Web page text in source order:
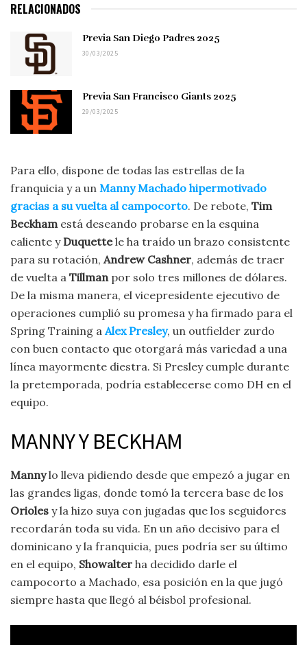
RELACIONADOS
Previa San Diego Padres 2025
30/03/2025
Previa San Francisco Giants 2025
29/03/2025
Para ello, dispone de todas las estrellas de la
franquicia y a un Manny Machado hipermotivado
gracias a su vuelta al campocorto. De rebote, Tim
Beckham está deseando probarse en la esquina
caliente y Duquettele ha traído un brazo consistente
para su rotación, Andrew Cashner, además de traer
de vuelta a Tillman por solo tres millones de dólares.
De la misma manera, el vicepresidente ejecutivo de
operaciones cumplió su promesa y ha firmado para el
Spring Training a Alex Presley, un outfielder zurdo
con buen contacto que otorgará más variedad a una
línea mayormente diestra. Si Presley cumple durante
la pretemporada, podría establecerse como DH en el
equipo.
MANNY Y BECKHAM
Mannylo lleva pidiendo desde que empezó a jugar en
las grandes ligas, donde tomó la tercera base de los
Orioles y la hizo suya con jugadas que los seguidores
recordarán toda su vida. En un año decisivo para el
dominicano y la franquicia, pues podría ser su último
en el equipo, Showalter ha decidido darle el
campocorto a Machado, esa posición en la que jugó
siempre hasta que llegó al béisbol profesional.